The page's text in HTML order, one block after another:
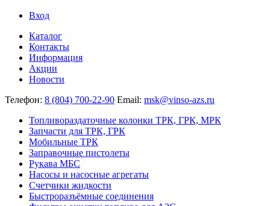
Вход
Каталог
Контакты
Информация
Акции
Новости
Телефон: 8 (804) 700-22-90 Email: msk@vinso-azs.ru
Топливораздаточные колонки ТРК, ГРК, МРК
Запчасти для ТРК, ГРК
Мобильные ТРК
Заправочные пистолеты
Рукава МБС
Насосы и насосные агрегаты
Счетчики жидкости
Быстроразъёмные соединения